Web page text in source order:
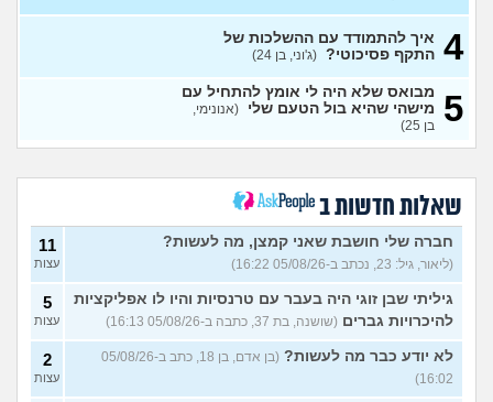
לעבוד
(אזרח, בן 20)
נקלעתי לעימות פיזי
(דורון,
נזכר במעשים מביכים מתקופה
רעה (אף_אחד, בן 29)
(אנונימי, בן 25)
הרס עצמי בזוגיות (ט אנונימית,
בת 23)
עצות
עדיין מוצצת אצבע כהרגעה,
מה ניתן לעשות?
(נרקיס, בת
30)
7
עצות
מסדר את ארון הילדות בבית
ההורים ומוצף בזכרונות. איך
להתמודד?
5
עצות
4 איך להתמודד עם ההשלכות של
התקף פסיכוטי? (ג'וני, בן 24)
5
מבואס שלא היה לי אומץ להתחיל עם
מישהי שהיא בול הטעם שלי (אנונימי,
בן 25)
שאלות חדשות ב
חברה שלי חושבת שאני קמצן, מה לעשות?
(ליאור, גיל: 23, נכתב ב-05/08/26 16:22)
11
עצות
גיליתי שבן זוגי היה בעבר עם טרנסיות והיו לו אפליקציות
להיכרויות גברים (שושנה, בת 37, כתבה ב-05/08/26 16:13)
5
עצות
לא יודע כבר מה לעשות?
(בן אדם, בן 18, כתב ב-05/08/26
16:02)
2
עצות